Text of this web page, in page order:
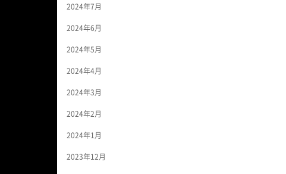
2024年7月
2024年6月
2024年5月
2024年4月
2024年3月
2024年2月
2024年1月
2023年12月